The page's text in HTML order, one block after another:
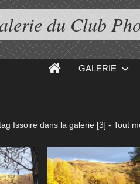
du Club
GALERIE
Issoiredans la galerie [3] - Tout